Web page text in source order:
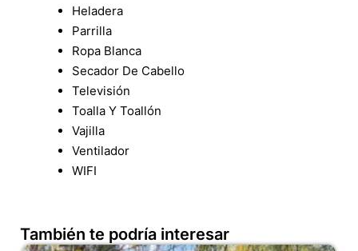
Heladera
Parrilla
Ropa Blanca
Secador De Cabello
Televisión
Toalla Y Toallón
Vajilla
Ventilador
WIFI
También te podría interesar